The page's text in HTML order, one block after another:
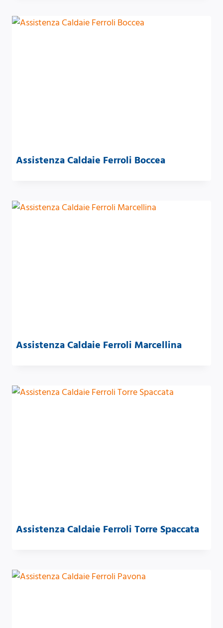
Assistenza Caldaie Ferroli Boccea
Assistenza Caldaie Ferroli Marcellina
Assistenza Caldaie Ferroli Torre Spaccata